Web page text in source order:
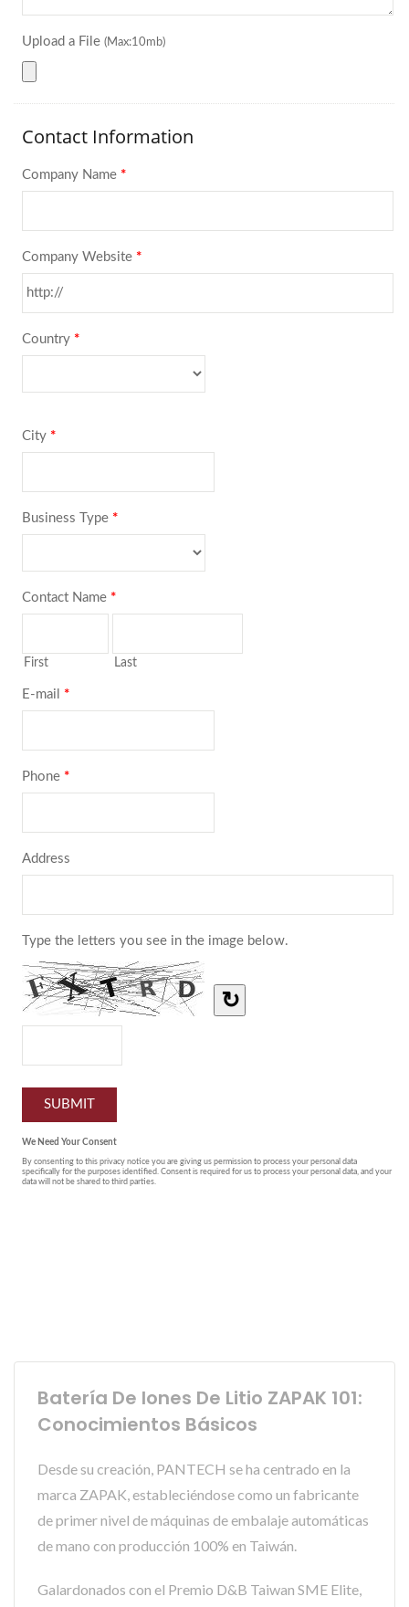
Batería De Iones De Litio ZAPAK 101:
Conocimientos Básicos
Desde su creación, PANTECH se ha centrado en la
marca ZAPAK, estableciéndose como un fabricante
de primer nivel de máquinas de embalaje automáticas
de mano con producción 100% en Taiwán.
Galardonados con el Premio D&B Taiwan SME Elite,